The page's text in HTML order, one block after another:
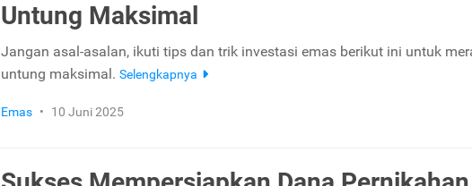
Untung Maksimal
Jangan asal-asalan, ikuti tips dan trik investasi emas berikut ini untuk
untung maksimal. Selengkapnya
Emas • 10 Juni 2025